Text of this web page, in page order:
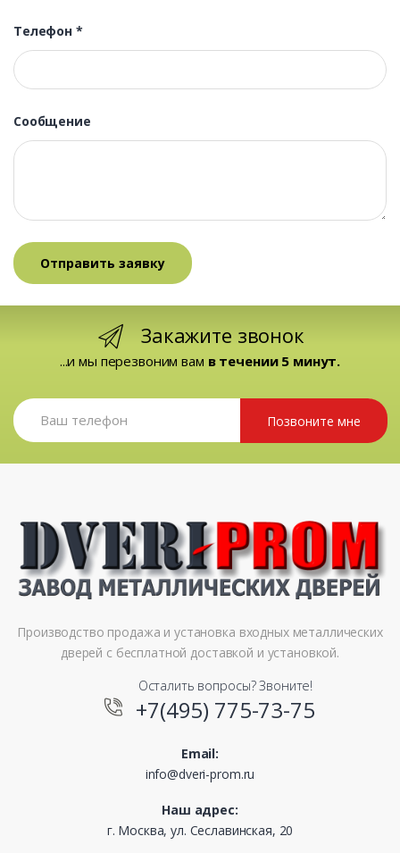
Телефон *
Сообщение
Закажите звонок
...и мы перезвоним вам в течении 5 минут.
Позвоните мне
Производство продажа и установка входных металлических
дверей с бесплатной доставкой и установкой.
Осталить вопросы? Звоните!
+7(495) 775-73-75
Email:
info@dveri-prom.ru
Наш адрес:
г. Москва, ул. Сеславинская, 20